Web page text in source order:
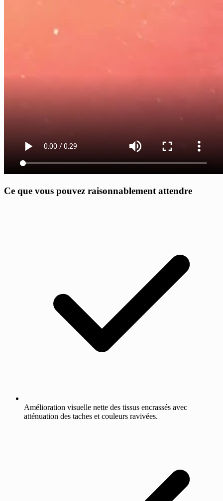
Ce que vous pouvez raisonnablement attendre
Amélioration visuelle nette des tissus encrassés avec
atténuation des taches et couleurs ravivées.